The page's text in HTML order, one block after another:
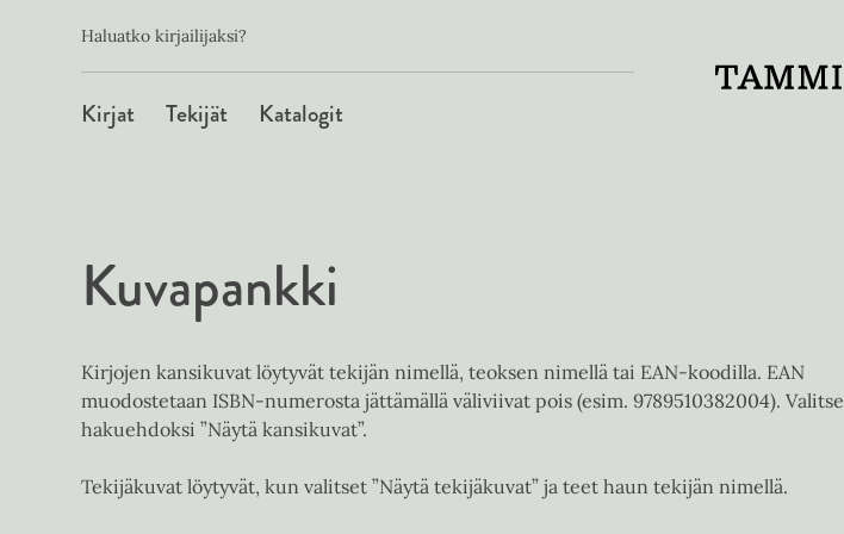
Toissijainen
Haluatko kirjailijaksi?
Päävalikko
Kirjat Tekijät Katalogit
Kuvapankki
Kirjojen kansikuvat löytyvät tekijän nimellä, teoksen nimellä tai EAN-koodilla. EAN
muodostetaan ISBN-numerosta jättämällä väliviivat pois (esim. 9789510382004). Valitse
hakuehdoksi ”Näytä kansikuvat”.
Tekijäkuvat löytyvät, kun valitset ”Näytä tekijäkuvat” ja teet haun tekijän nimellä.